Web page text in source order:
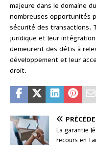
majeure dans le domaine
nombreuses opportunités
sécurité des transactions.
juridique et leur
demeurent des défis à
développement et leur
droit.
La garantie
recours en